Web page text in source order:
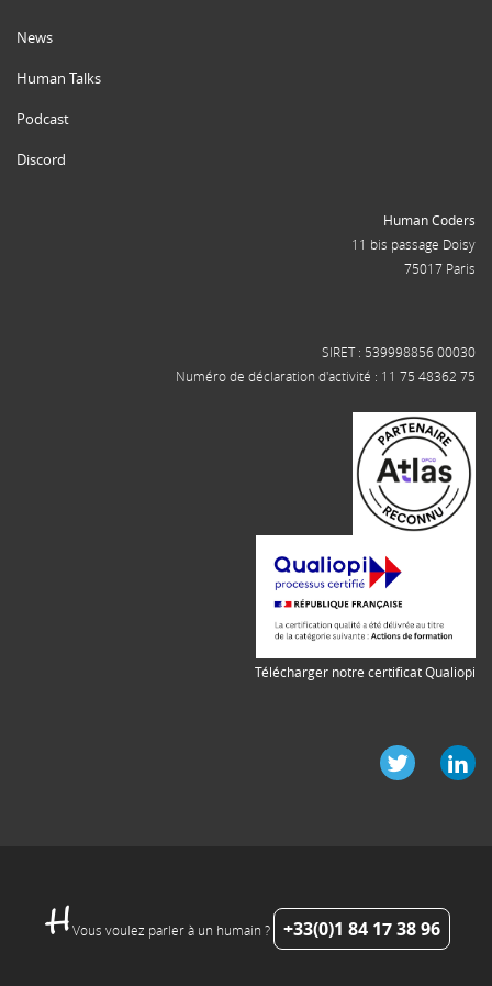
News
Human Talks
Podcast
Discord
Human Coders
11 bis passage Doisy
75017 Paris
SIRET : 539998856 00030
Numéro de déclaration d'activité : 11 75 48362 75
Télécharger notre certificat Qualiopi
Vous voulez parler à un humain ? +33(0)1 84 17 38 96